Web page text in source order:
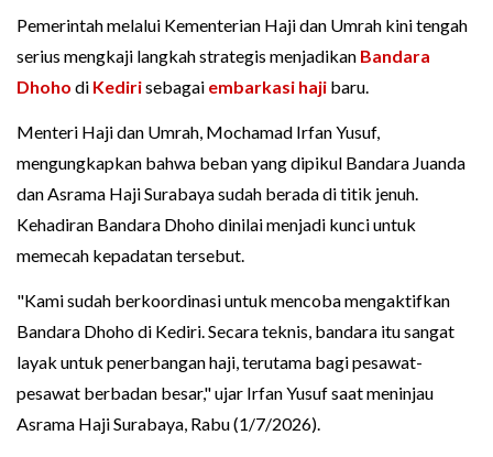
Pemerintah melalui Kementerian Haji dan Umrah kini tengah
serius mengkaji langkah strategis menjadikan Bandara
Dhoho di Kedirisebagai embarkasi haji baru.
Menteri Haji dan Umrah, Mochamad Irfan Yusuf,
mengungkapkan bahwa beban yang dipikul Bandara Juanda
dan Asrama Haji Surabaya sudah berada di titik jenuh.
Kehadiran Bandara Dhoho dinilai menjadi kunci untuk
memecah kepadatan tersebut.
"Kami sudah berkoordinasi untuk mencoba mengaktifkan
Bandara Dhoho di Kediri. Secara teknis, bandara itu sangat
layak untuk penerbangan haji, terutama bagi pesawat-
pesawat berbadan besar," ujar Irfan Yusuf saat meninjau
Asrama Haji Surabaya, Rabu (1/7/2026).